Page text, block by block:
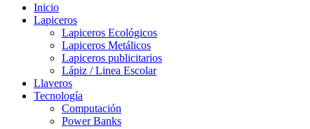
Inicio
Lapiceros
Lapiceros Ecológicos
Lapiceros Metálicos
Lapiceros publicitarios
Lápiz / Linea Escolar
Llaveros
Tecnología
Computación
Power Banks